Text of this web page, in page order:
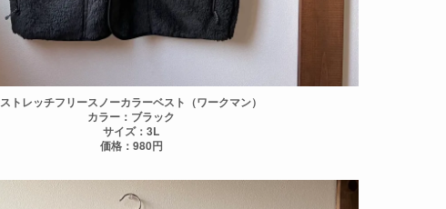
ストレッチフリースノーカラーベスト（ワークマン）
カラー：ブラック
サイズ：3L
価格：980円